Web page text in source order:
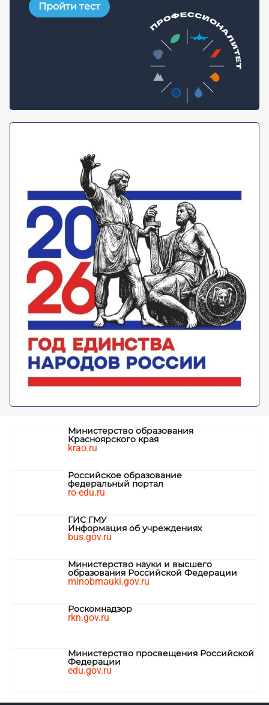
Пройти тест
Министерство образования
Красноярского края
krao.ru
Российское образование
федеральный портал
ro-edu.ru
ГИС ГМУ
Информация об учреждениях
bus.gov.ru
Министерство науки и высшего
образования Российской Федерации
minobrnauki.gov.ru
Роскомнадзор
rkn.gov.ru
Министерство просвещения Российской
Федерации
edu.gov.ru